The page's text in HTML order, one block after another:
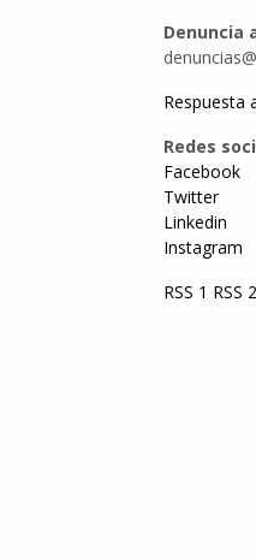
Denuncia
Respuesta
Redes
Facebook
Twitter
Linkedin
Instagram
RSS 1 RSS